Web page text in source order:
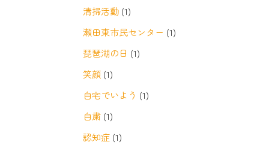
清掃活動 (1)
瀬田東市民センター (1)
琵琶湖の日 (1)
笑顔 (1)
自宅でいよう (1)
自粛 (1)
認知症 (1)